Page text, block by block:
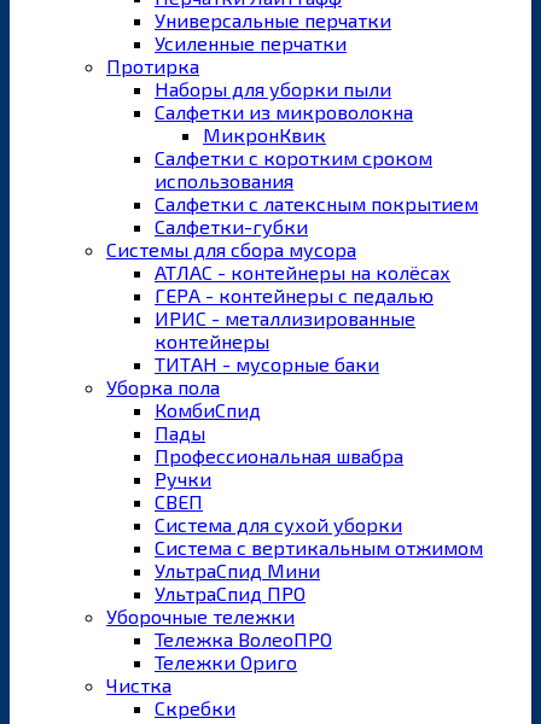
Универсальные перчатки
Усиленные перчатки
Протирка
Наборы для уборки пыли
Салфетки из микроволокна
МикронКвик
Салфетки с коротким сроком
использования
Салфетки с латексным покрытием
Салфетки-губки
Системы для сбора мусора
АТЛАС - контейнеры на колёсах
ГЕРА - контейнеры с педалью
ИРИС - металлизированные
контейнеры
ТИТАН - мусорные баки
Уборка пола
КомбиСпид
Пады
Профессиональная швабра
Ручки
СВЕП
Система для сухой уборки
Система с вертикальным отжимом
УльтраСпид Мини
УльтраСпид ПРО
Уборочные тележки
Тележка ВолеоПРО
Тележки Ориго
Чистка
Скребки